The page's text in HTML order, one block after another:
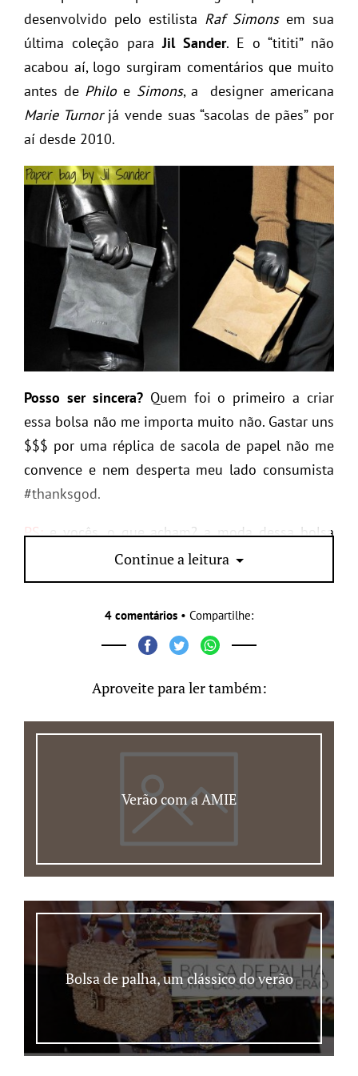
desenvolvido pelo estilista Raf Simonsem sua
última coleção paraJil Sander. E o “tititi” não
acabou aí, logo surgiram comentários que muito
antes de Philoe Simons, a designer americana
Marie Turnorjá vende suas “sacolas de pães” por
aí desde 2010.
Posso ser sincera?Quem foi o primeiro a criar
essa bolsa não me importa muito não. Gastar uns
$$$ por uma réplica de sacola de papel não me
convence e nem desperta meu lado consumista
#thanksgod.
PS:e vocês, o que acham? a moda dessa bolsa
Continue a leitura
4 comentários • Compartilhe:
Aproveite para ler também:
Verão com a AMIE
Bolsa de palha, um clássico do verão